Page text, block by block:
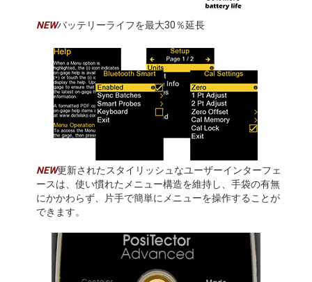
NEWバッテリーライフを最大30％延長
NEW更新されたスタイリッシュなユーザーインターフェ
ースは、使い慣れたメニュー構造を維持し、手袋の有無
にかかわらず、片手で簡単にメニューを操作することが
できます。